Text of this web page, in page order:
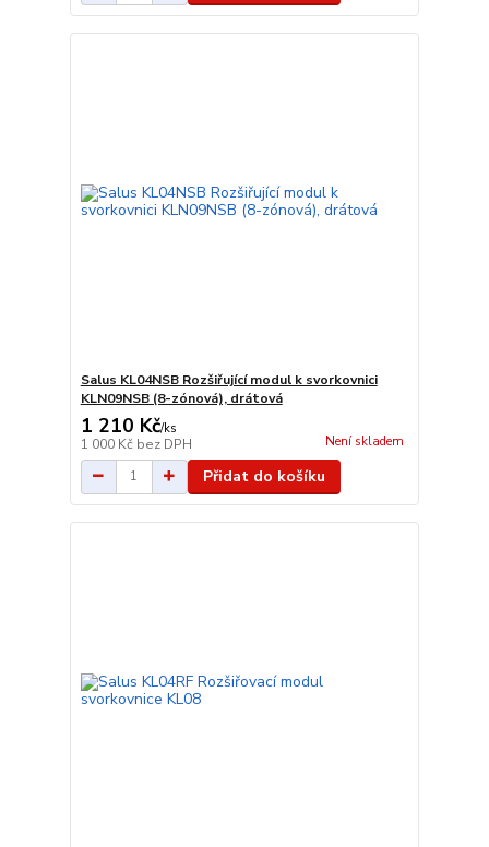
Salus KL04NSB Rozšiřující modul k svorkovnici
KLN09NSB (8-zónová), drátová
1 210 Kč/ks
1 000 Kč bez DPH Není skladem
Přidat do košíku